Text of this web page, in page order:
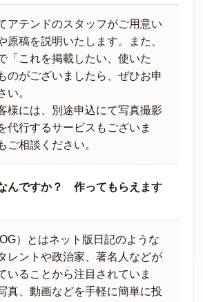
アテンドのスタッフがご用意い
原稿を説明いたします。また、
「これを掲載したい、使いた
のがございましたら、ぜひお申
い。
様には、別途申込にて写真撮影
代行するサービスもございま
ご相談ください。
んですか？ 作ってもらえます
）とはネット版日記のような
レントや政治家、著名人などが
いることから注目されていま
真、動画などを手軽に簡単に投